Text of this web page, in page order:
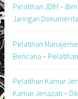
Pelatihan JDIH –
Jaringan
Pelatihan
Bencana –
Pelatihan Kamar
Kamar Jenazah –